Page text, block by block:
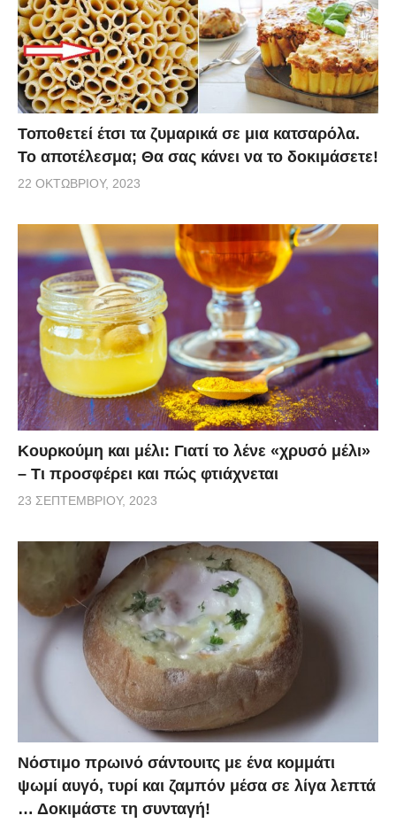
Τοποθετεί έτσι τα ζυμαρικά σε μια κατσαρόλα.
Το αποτέλεσμα; Θα σας κάνει να το δοκιμάσετε!
22 ΟΚΤΩΒΡΊΟΥ, 2023
Κουρκούμη και μέλι: Γιατί το λένε «χρυσό μέλι»
– Τι προσφέρει και πώς φτιάχνεται
23 ΣΕΠΤΕΜΒΡΊΟΥ, 2023
Νόστιμο πρωινό σάντουιτς με ένα κομμάτι
ψωμί αυγό, τυρί και ζαμπόν μέσα σε λίγα λεπτά
… Δοκιμάστε τη συνταγή!